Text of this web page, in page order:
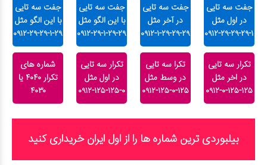
جفت سه تایی
در اول مثل
۱-۲۹-۲۹-۲۹-۰۹۱۲
جفت سه تایی
در آخر مثل
۲۹-۲۹-۲۹-۱-۰۹۱۲
جفت سه تایی
با این الگو مثل
۲۹-۲۹-۱-۲۹-۰۹۱۲
جفت سه تایی
با این الگو مثل
۲۹-۱-۲۹-۲۹-۰۹۱۲
تکرار سه تایی
در اخر مثل
۱۲۵-۱۲۵-۰-۰۹۱۲
تکرا سه تایی
در وسط مثل
۱۲۵-۰-۱۲۵-۰۹۱۲
تکرار سه تایی
در اول مثل
۰-۱۲۵-۱۲۵-۰۹۱۲
شماره های
تکرار ۴۰۴۰ یا
۴۰۳۰
بیلبوردی ترین شماره ها را از اول ایران خریداری کنید